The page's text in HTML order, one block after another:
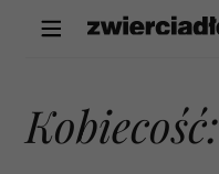
kobiecość: